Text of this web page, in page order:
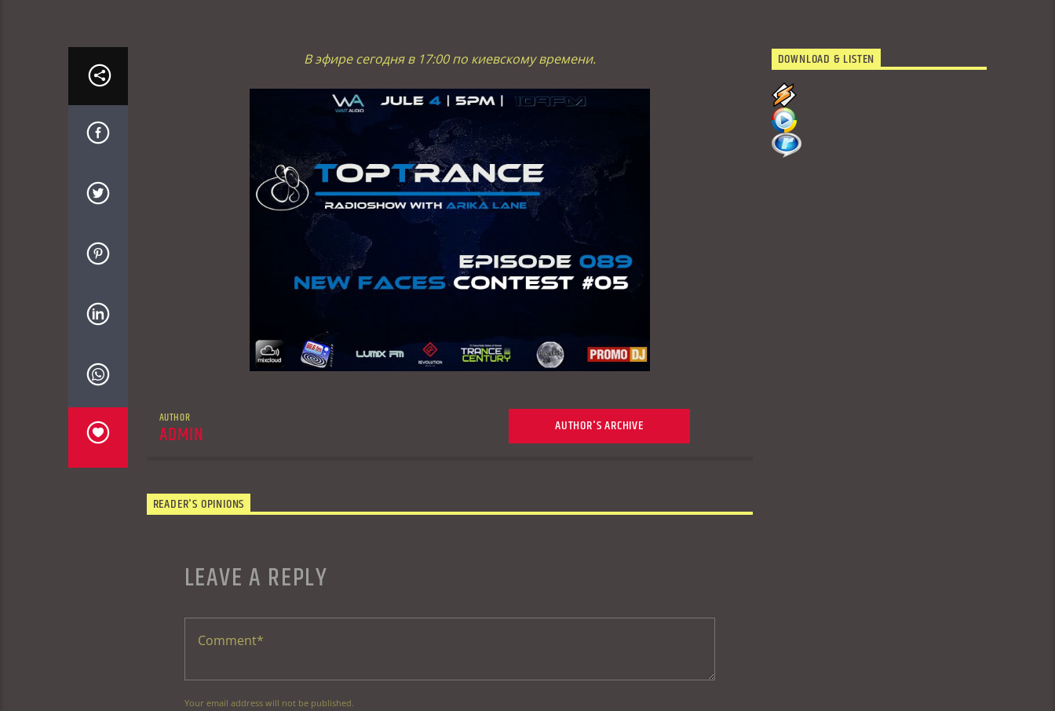
В эфире сегодня в 17:00 по киевскому времени.
AUTHOR
ADMIN AUTHOR'S ARCHIVE
READER'S OPINIONS
LEAVE A REPLY
Your email address will not be published.
DOWNLOAD & LISTEN